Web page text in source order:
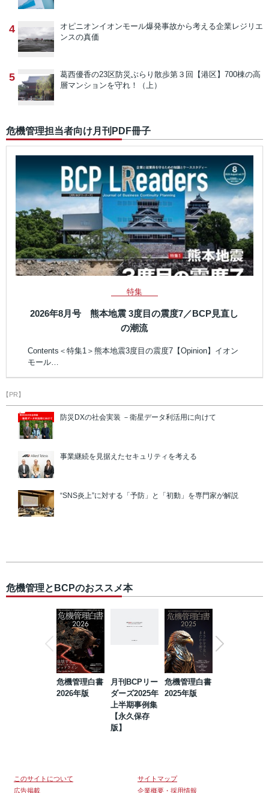
4 オピニオンイオンモール爆発事故から考える企業レジリエ
ンスの真価
5 葛西優香の23区防災ぶらり散歩第３回【港区】700棟の高
層マンションを守れ！（上）
危機管理担当者向け月刊PDF冊子
特集
2026年8月号 熊本地震 3度目の震度7／BCP見直し
の潮流
Contents＜特集1＞熊本地震3度目の震度7【Opinion】イオン
モール…
【PR】
防災DXの社会実装 －衛星データ利活用に向けて
事業継続を見据えたセキュリティを考える
“SNS炎上”に対する「予防」と「初動」を専門家が解説
危機管理とBCPのおススメ本
危機管理白書
2026年版
月刊BCPリー
ダーズ2025年
上半期事例集
【永久保存
版】
危機管理白書
2025年版
このサイトについて
サイトマップ
広告掲載
企業概要・採用情報